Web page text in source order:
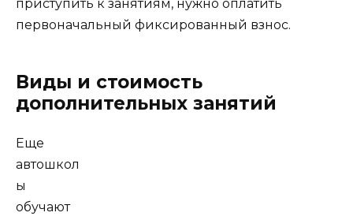
приступить к занятиям, нужно оплатить
первоначальный фиксированный взнос.
Виды и стоимость
дополнительных занятий
Еще
автошкол
ы
обучают